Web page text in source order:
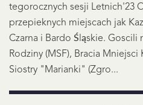
tegorocznych sesji Letnich'23
przepieknych miejscach jak
Czarna i Bardo Śląskie. Goscili
Rodziny (MSF), Bracia
Siostry "Marianki" (Zgro...